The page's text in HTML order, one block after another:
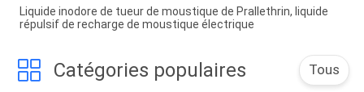
Liquide inodore de tueur de moustique de Prallethrin, liquide
répulsif de recharge de moustique électrique
Catégories populaires Tous